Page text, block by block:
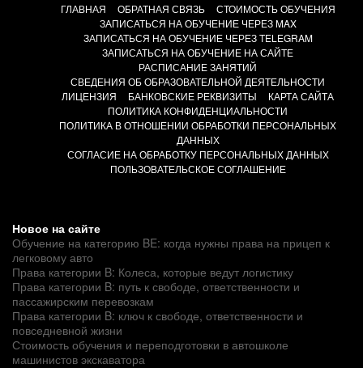
ГЛАВНАЯ ОБРАТНАЯ СВЯЗЬ
СТОИМОСТЬ ОБУЧЕНИЯ
ЗАПИСАТЬСЯ НА ОБУЧЕНИЕ ЧЕРЕЗ MAX
ЗАПИСАТЬСЯ НА ОБУЧЕНИЕ ЧЕРЕЗ TELEGRAM
ЗАПИСАТЬСЯ НА ОБУЧЕНИЕ НА САЙТЕ
РАСПИСАНИЕ ЗАНЯТИЙ
СВЕДЕНИЯ ОБ ОБРАЗОВАТЕЛЬНОЙ ДЕЯТЕЛЬНОСТИ
ЛИЦЕНЗИЯ
БАНКОВСКИЕ РЕКВИЗИТЫ
КАРТА САЙТА
ПОЛИТИКА КОНФИДЕНЦИАЛЬНОСТИ
ПОЛИТИКА В ОТНОШЕНИИ ОБРАБОТКИ ПЕРСОНАЛЬНЫХ
ДАННЫХ
СОГЛАСИЕ НА ОБРАБОТКУ ПЕРСОНАЛЬНЫХ ДАННЫХ
ПОЛЬЗОВАТЕЛЬСКОЕ СОГЛАШЕНИЕ
Новое на сайте
Обучение на категорию BE: когда нужны права на прицеп к
легковому авто
Права категории B: Колеса, которые ведут логистику
Права категории B: путь к свободе, ответственности и
пассажирским перевозкам
Права категории B: ключ к свободе, ответственности и
повседневной жизни
Стоимость обучения и переподготовки в автошколе
машинистов экскаватора